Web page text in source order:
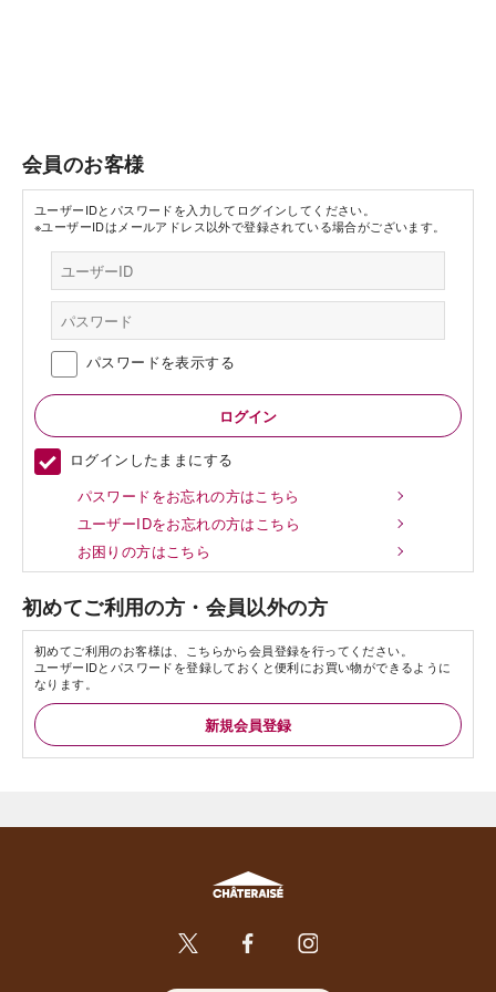
会員のお客様
ユーザーIDとパスワードを入力してログインしてください。
※ユーザーIDはメールアドレス以外で登録されている場合がございます。
パスワードを表示する
ログインしたままにする
パスワードをお忘れの方はこちら
ユーザーIDをお忘れの方はこちら
お困りの方はこちら
初めてご利用の方・会員以外の方
初めてご利用のお客様は、こちらから会員登録を行ってください。
ユーザーIDとパスワードを登録しておくと便利にお買い物ができるように
なります。